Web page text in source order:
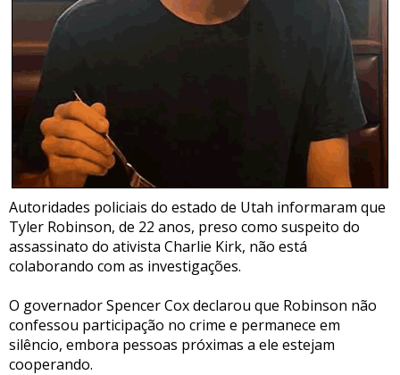
Autoridades policiais do estado de Utah informaram que
Tyler Robinson, de 22 anos, preso como suspeito do
assassinato do ativista Charlie Kirk, não está
colaborando com as investigações.
O governador Spencer Cox declarou que Robinson não
confessou participação no crime e permanece em
silêncio, embora pessoas próximas a ele estejam
cooperando.